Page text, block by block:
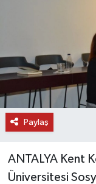
Paylaş
ANTALYA Kent
Üniversitesi
TURİZM
RÖPORTAJ
YAZARLAR